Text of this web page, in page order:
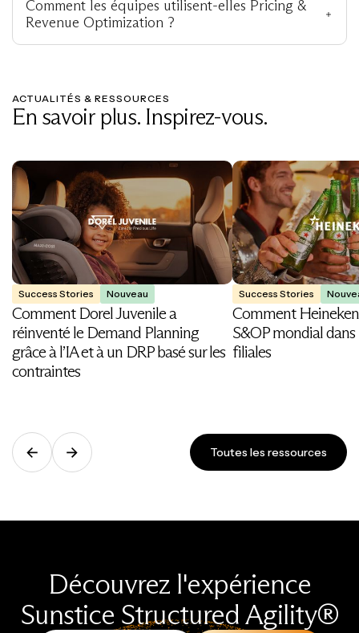
Comment les équipes utilisent-elles Pricing &
Revenue Optimization ?
ACTUALITÉS & RESSOURCES
En savoir plus. Inspirez-vous.
Success Stories Nouveau
Comment Dorel Juvenile a
réinventé le Demand Planning
grâce à l’IA et à un DRP basé sur les
contraintes
Success Stories
Comment
S&OP mondial
filiales
Toutes les ressources
Découvrez l'expérience
Sunstice Structured Agility®